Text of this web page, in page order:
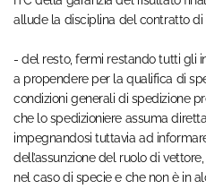
allude la disciplina del contratto di
- del resto, fermi restando tutti gli
a propendere per la qualifica di
condizioni generali di spedizione
che lo spedizioniere assuma
impegnandosi tuttavia ad
dell’assunzione del ruolo di
nel caso di specie e che non è in